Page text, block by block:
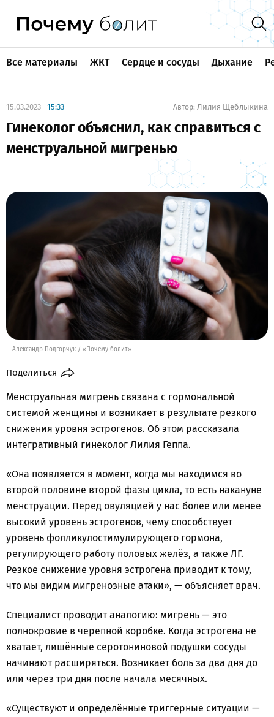
Все материалы ЖКТ Сердце и сосуды Дыхание
15.03.2023 15:33 Автор: Лилия Щеблыкина
Гинеколог объяснил, как справиться с
менструальной мигренью
Александр Подгорчук / «Почему болит»
Поделиться
Менструальная мигрень связана с гормональной
системой женщины и возникает в результате резкого
снижения уровня эстрогенов. Об этом рассказала
интегративный гинеколог Лилия Геппа.
«Она появляется в момент, когда мы находимся во
второй половине второй фазы цикла, то есть накануне
менструации. Перед овуляцией у нас более или менее
высокий уровень эстрогенов, чему способствует
уровень фолликулостимулирующего гормона,
регулирующего работу половых желёз, а также ЛГ.
Резкое снижение уровня эстрогена приводит к тому,
что мы видим мигренозные атаки», — объясняет врач.
Специалист проводит аналогию: мигрень — это
полнокровие в черепной коробке. Когда эстрогена не
хватает, лишённые серотониновой подушки сосуды
начинают расширяться. Возникает боль за два дня до
или через три дня после начала месячных.
«Существуют и определённые триггерные ситуации —